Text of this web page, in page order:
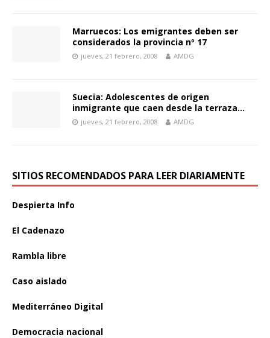
Marruecos: Los emigrantes deben ser
considerados la provincia nº 17
jueves, 21 febrero, 2008 AMDG
Suecia: Adolescentes de origen
inmigrante que caen desde la terraza…
jueves, 21 febrero, 2008 AMDG
SITIOS RECOMENDADOS PARA LEER DIARIAMENTE
Despierta Info
El Cadenazo
Rambla libre
Caso aislado
Mediterráneo Digital
Democracia nacional